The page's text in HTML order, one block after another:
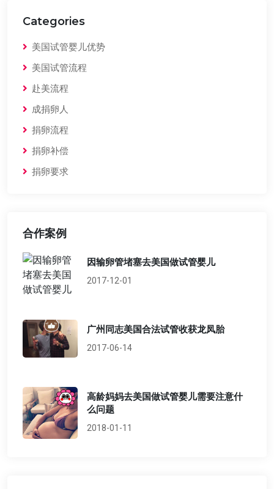
Categories
美国试管婴儿优势
美国试管流程
赴美流程
成捐卵人
捐卵流程
捐卵补偿
捐卵要求
合作案例
因输卵管堵塞去美国做试管婴儿
2017-12-01
广州同志美国合法试管收获龙凤胎
2017-06-14
高龄妈妈去美国做试管婴儿需要注意什
么问题
2018-01-11